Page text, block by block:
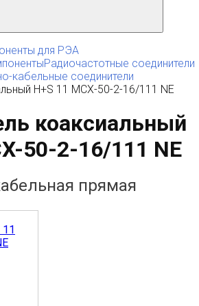
для РЭА
Радиочастотные соединители
кабельные соединители
H+S 11 MCX-50-2-16/111 NE
коаксиальный
50-2-16/111 NE
прямая